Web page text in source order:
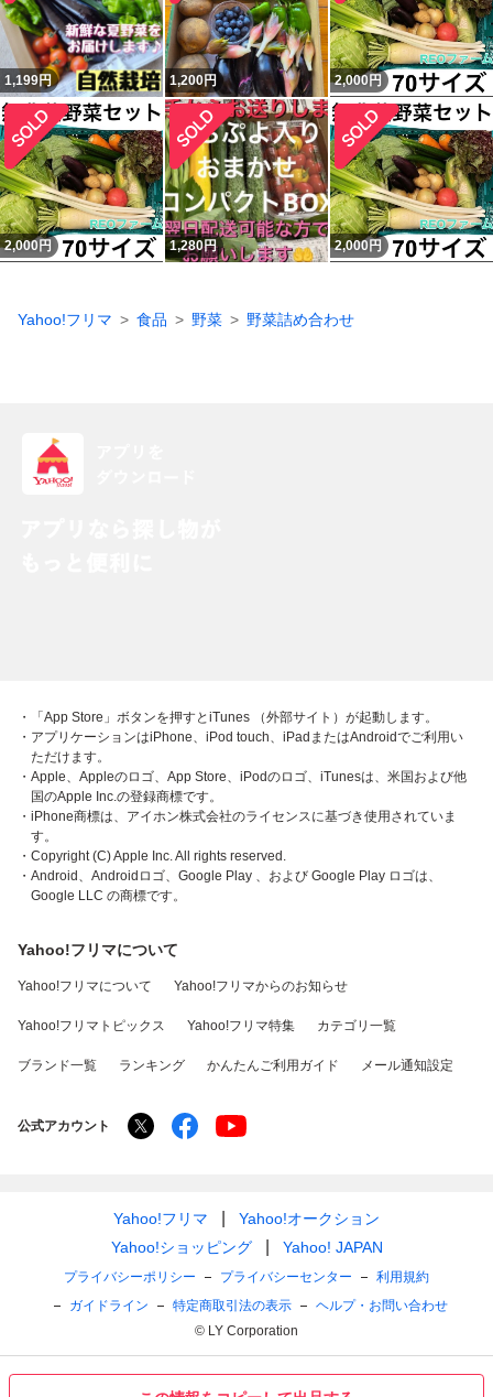
1,199円 1,200円 2,000 円
2,000 円 1,280円 2,000 円
Yahoo!フリマ 食品 野菜 野菜詰め合わせ
・「App Store」ボタンを押すとiTunes （外部サイト）が起動します。
・アプリケーションはiPhone、iPod touch、iPadまたはAndroidでご利用い
ただけます。
・Apple、Appleのロゴ、App Store、iPodのロゴ、iTunesは、米国および他
国のApple Inc.の登録商標です。
・iPhone商標は、アイホン株式会社のライセンスに基づき使用されていま
す。
・Copyright (C) Apple Inc. All rights reserved.
・Android、Androidロゴ、Google Play 、および Google Play ロゴは、
Google LLC の商標です。
Yahoo!フリマについて
Yahoo!フリマについて Yahoo!フリマからのお知らせ
Yahoo!フリマトピックス Yahoo!フリマ特集 カテゴリ一覧
ブランド一覧 ランキング かんたんご利用ガイド メール通知設定
公式アカウント
Yahoo!フリマ
Yahoo!オークション
Yahoo!ショッピング
Yahoo! JAPAN
プライバシーポリシー プライバシーセンター
利用規約
ガイドライン
特定商取引法の表示
ヘルプ・お問い合わせ
© LY Corporation